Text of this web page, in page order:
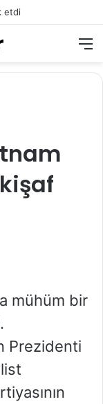
etdi
mühüm bir
Prezidenti